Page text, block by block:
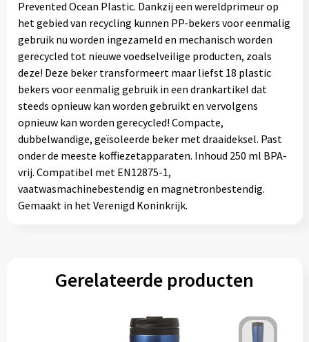
Prevented Ocean Plastic. Dankzij een wereldprimeur op
het gebied van recycling kunnen PP-bekers voor eenmalig
gebruik nu worden ingezameld en mechanisch worden
gerecycled tot nieuwe voedselveilige producten, zoals
deze! Deze beker transformeert maar liefst 18 plastic
bekers voor eenmalig gebruik in een drankartikel dat
steeds opnieuw kan worden gebruikt en vervolgens
opnieuw kan worden gerecycled! Compacte,
dubbelwandige, geïsoleerde beker met draaideksel. Past
onder de meeste koffiezetapparaten. Inhoud 250 ml BPA-
vrij. Compatibel met EN12875-1,
vaatwasmachinebestendig en magnetronbestendig.
Gemaakt in het Verenigd Koninkrijk.
Gerelateerde producten